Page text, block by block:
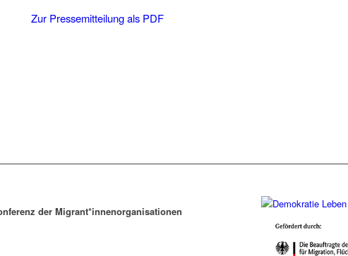
Zur Pressemitteilung als PDF
der Migrant*innenorganisationen